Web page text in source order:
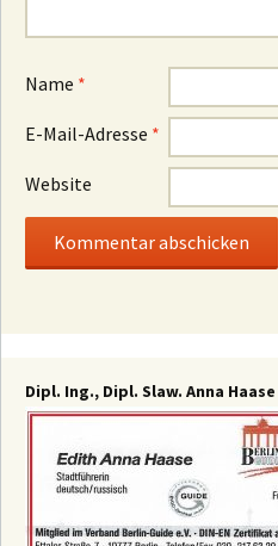
Name *
E-Mail-Adresse *
Website
Dipl. Ing., Dipl. Slaw. Anna Haase